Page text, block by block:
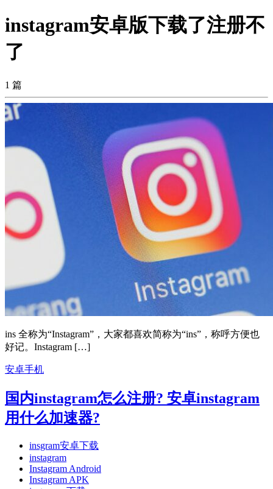
instagram安卓版下载了注册不
了
1 篇
ins 全称为“Instagram”，大家都喜欢简称为“ins”，称呼方便也
好记。Instagram […]
安卓手机
国内instagram怎么注册? 安卓instagram
用什么加速器?
insgram安卓下载
instagram
Instagram Android
Instagram APK